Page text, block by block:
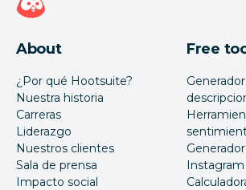
About
¿Por qué Hootsuite?
Nuestra historia
Carreras
Liderazgo
Nuestros clientes
Sala de prensa
Impacto social
Free
Instagram